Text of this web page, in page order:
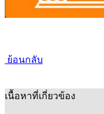
ย้อนกลับ
เนื้อหาที่เกี่ยวข้อง